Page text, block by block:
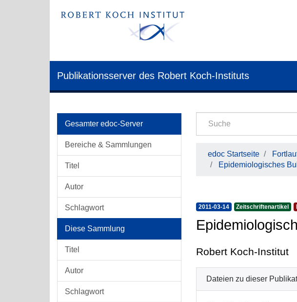
Publikationsserver des Robert Koch-Instituts
Gesamter edoc-Server
Bereiche & Sammlungen
Titel
Autor
Schlagwort
Diese Sammlung
Titel
Autor
Schlagwort
edoc Startseite
Epidemiologisches
2011-03-14 Zeitschriftenartikel
Robert Koch-Institut
Dateien zu dieser